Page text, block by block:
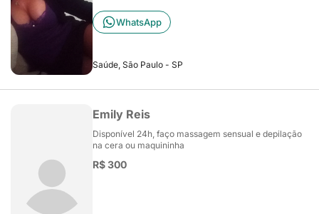
WhatsApp
Saúde, São Paulo - SP
Emily Reis
Disponível 24h, faço massagem sensual e depilação
na cera ou maquininha
R$ 300